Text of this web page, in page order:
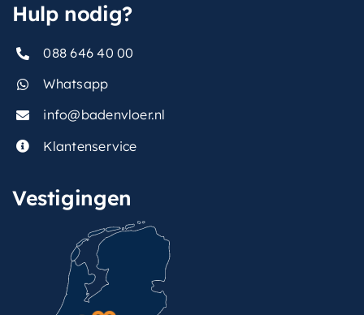
Hulp nodig?
088 646 40 00
Whatsapp
info@badenvloer.nl
Klantenservice
Vestigingen